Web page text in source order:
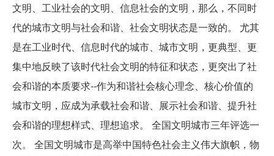
文明、工业社会的文明、信息社会的文明，那么，不同时
代的城市文明与社会和谐、社会文明状态是一致的。 尤其
是在工业时代、信息时代的城市、城市文明，更典型、更
集中地反映了该时代社会文明的特征和状态，更突出了社
会和谐的本质要求--作为和谐社会核心理念、核心价值的
城市文明，应成为承载社会和谐、展示社会和谐、提升社
会和谐的理想样式、理想追求。 全国文明城市三年评选一
次。 全国文明城市是高举中国特色社会主义伟大旗帜，物